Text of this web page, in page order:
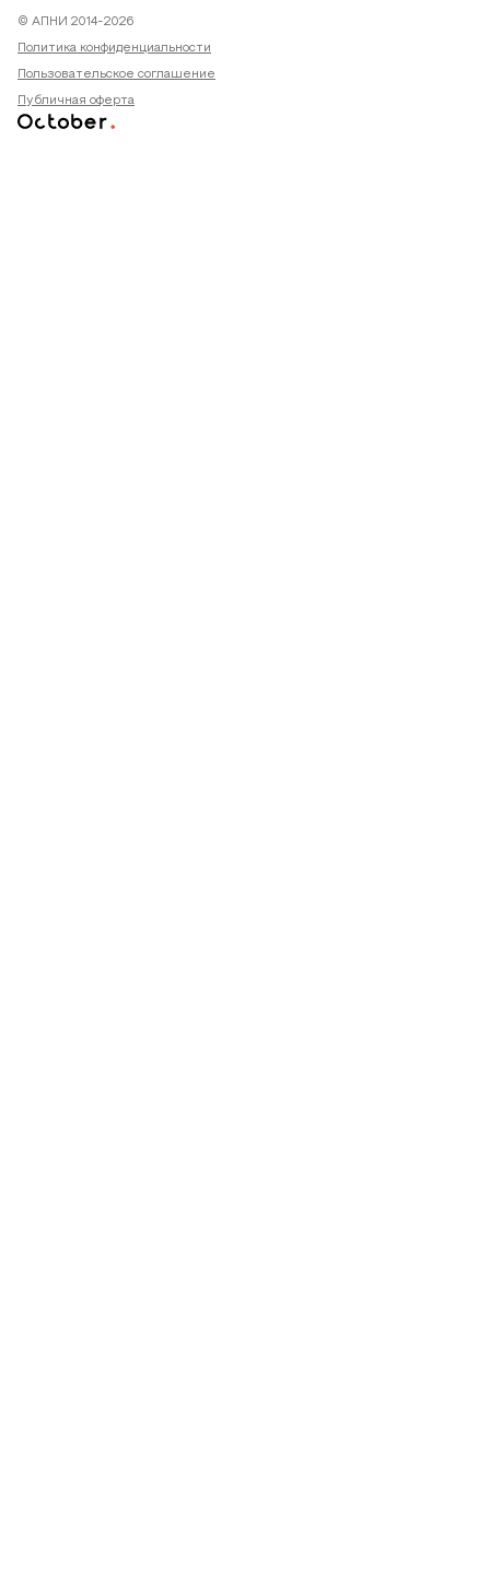
© АПНИ 2014-2026
Политика конфиденциальности
Пользовательское соглашение
Публичная оферта